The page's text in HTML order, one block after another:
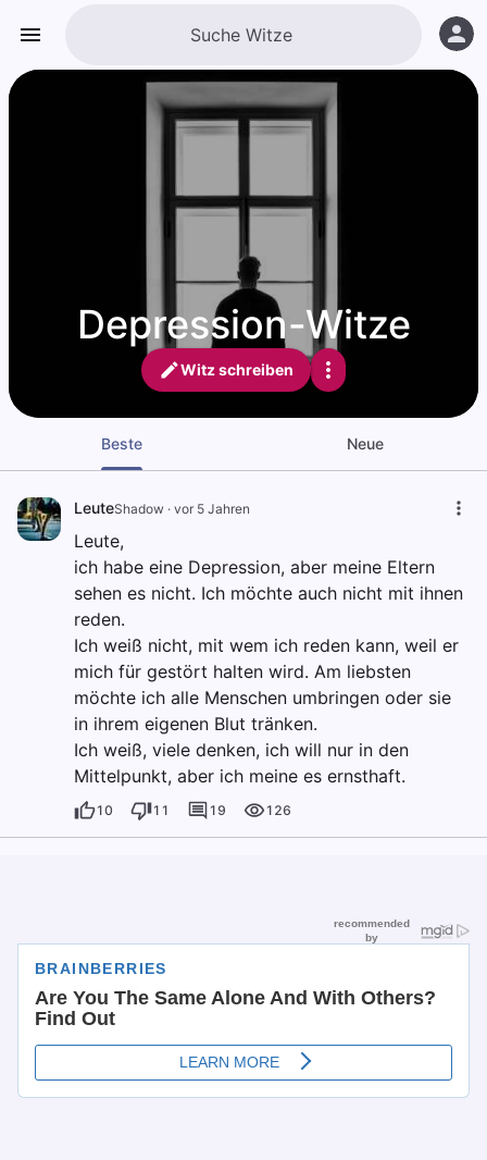
Depression-Witze
Witz schreiben
Beste Neue
LeuteShadow · vor 5 Jahren
Leute,
ich habe eine Depression, aber meine Eltern
sehen es nicht. Ich möchte auch nicht mit ihnen
reden.
Ich weiß nicht, mit wem ich reden kann, weil er
mich für gestört halten wird. Am liebsten
möchte ich alle Menschen umbringen oder sie
in ihrem eigenen Blut tränken.
Ich weiß, viele denken, ich will nur in den
Mittelpunkt, aber ich meine es ernsthaft.
10 11 19 126